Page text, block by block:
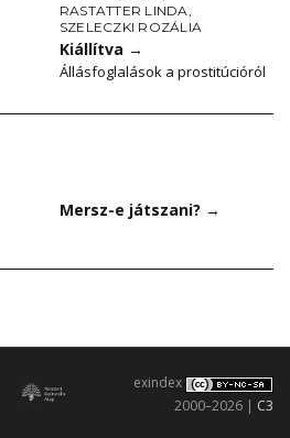
RASTATTER LINDA,
SZELECZKI ROZÁLIA
Kiállítva →
Állásfoglalások a prostitúcióról
Mersz-e játszani? →
exindex
2000–2026 | C3